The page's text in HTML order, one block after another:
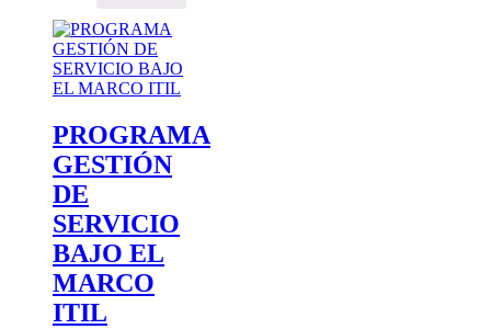
PROGRAMA
GESTIÓN
DE
SERVICIO
BAJO EL
MARCO
ITIL